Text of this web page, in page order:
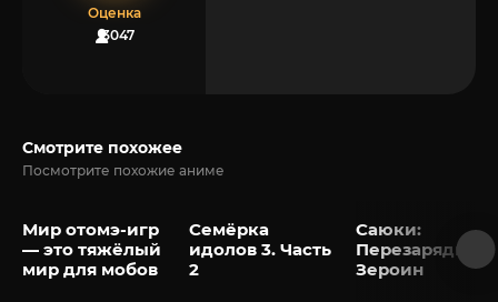
Оценка
3047
Смотрите похожее
Посмотрите похожие аниме
Мир отомэ-игр
— это тяжёлый
мир для мобов
Семёрка
идолов 3. Часть
2
Саюки:
Перезарядка —
Зероин